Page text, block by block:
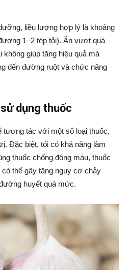
liều lượng hợp lý là khoảng
1–2 tép tỏi). Ăn vượt quá
giúp tăng hiệu quả mà
đến đường ruột và chức năng
dụng thuốc
tương tác với một số loại thuốc,
Đặc biệt, tỏi có khả năng làm
thuốc chống đông máu, thuốc
thể gây tăng nguy cơ chảy
huyết quá mức.